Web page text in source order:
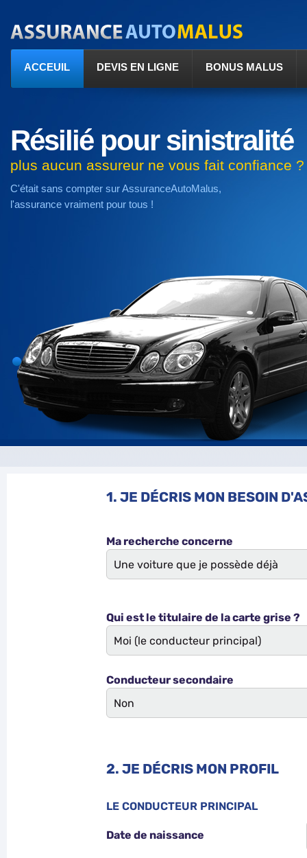
ACCEUIL DEVIS EN LIGNE BONUS MALUS
Résilié pour sinistralité
plus aucun assureur ne vous fait confiance ?
C'était sans compter sur AssuranceAutoMalus,
l'assurance vraiment pour tous !